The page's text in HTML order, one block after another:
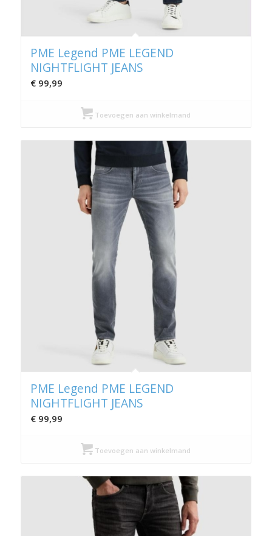
PME Legend PME LEGEND
NIGHTFLIGHT JEANS
€99,99
Toevoegen aan winkelmand
PME Legend PME LEGEND
NIGHTFLIGHT JEANS
€99,99
Toevoegen aan winkelmand